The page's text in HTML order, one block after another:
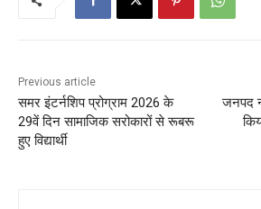
Previous article
समर इंटर्नशिप प्रोग्राम 2026 के
29वें दिन सामाजिक सरोकारों से रूबरू
हुए विद्यार्थी
जनपद